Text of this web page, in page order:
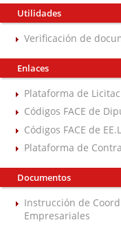
Utilidades
Verificación de
Enlaces
Plataforma de
Códigos FACE de
Códigos FACE de
Plataforma de
Documentos
Instrucción de
Empresariales